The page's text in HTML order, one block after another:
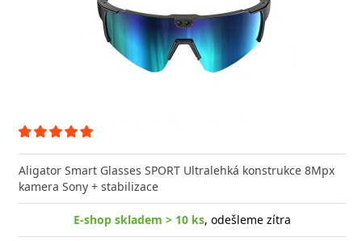
Aligator Smart Glasses SPORT Ultralehká konstrukce 8Mpx
kamera Sony + stabilizace
E-shop skladem > 10 ks, odešleme zítra